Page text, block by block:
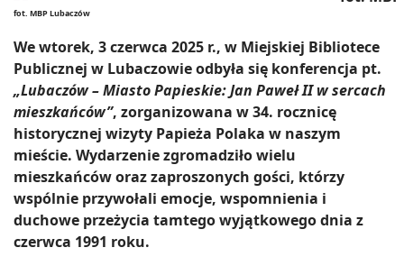
fot. MBP Lubaczów
We wtorek, 3 czerwca 2025 r., w Miejskiej Bibliotece
Publicznej w Lubaczowie odbyła się konferencja pt.
„Lubaczów – Miasto Papieskie: Jan Paweł II w sercach
mieszkańców”, zorganizowana w 34. rocznicę
historycznej wizyty Papieża Polaka w naszym
mieście. Wydarzenie zgromadziło wielu
mieszkańców oraz zaproszonych gości, którzy
wspólnie przywołali emocje, wspomnienia i
duchowe przeżycia tamtego wyjątkowego dnia z
czerwca 1991 roku.